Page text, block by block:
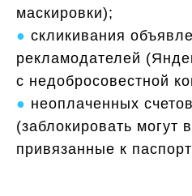
маскировки);
● скликивания
рекламодателей
с недобросовестной
● неоплаченных
(заблокировать могут
привязанные к